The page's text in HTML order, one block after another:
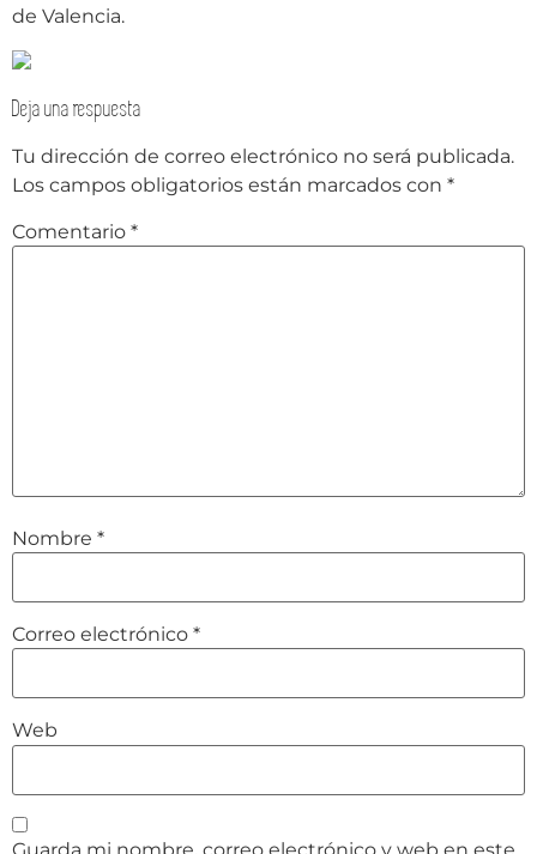
de Valencia.
Deja una respuesta
Tu dirección de correo electrónico no será publicada.
Los campos obligatorios están marcados con *
Comentario *
Nombre *
Correo electrónico *
Web